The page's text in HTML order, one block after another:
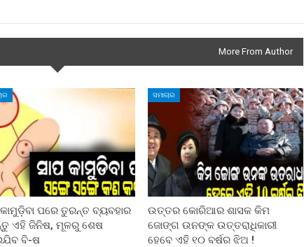
More From Author
ପରେ ତୁରନ୍ତ ବ୍ୟବହାର
ଏହି ଜିନିଷ, ମୂଳରୁ ଶେଷ
ବି-ଷ
ସମାଚାର
ଉତ୍ତର କୋରିଆର ଶାସକ କିମ
ଜୋଙ୍ଗ ଉନଙ୍କ ଉତ୍ତରାଧିକାରୀ
ହେବେ ଏହି ୧୦ ବର୍ଷର ଝିଅ !